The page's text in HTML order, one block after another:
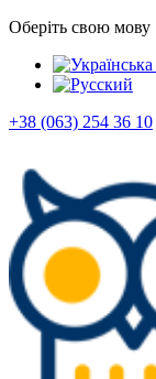
Оберіть свою мову
+38 (063) 254 36 10